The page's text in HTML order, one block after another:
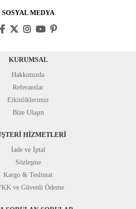
SOSYAL MEDYA
KURUMSAL
Hakkımızda
Referanslar
Etkinliklerimiz
Bize Ulaşın
HİZMETLERİ
İade ve İptal
Sözleşme
Kargo & Teslimat
ve Güvenli Ödeme